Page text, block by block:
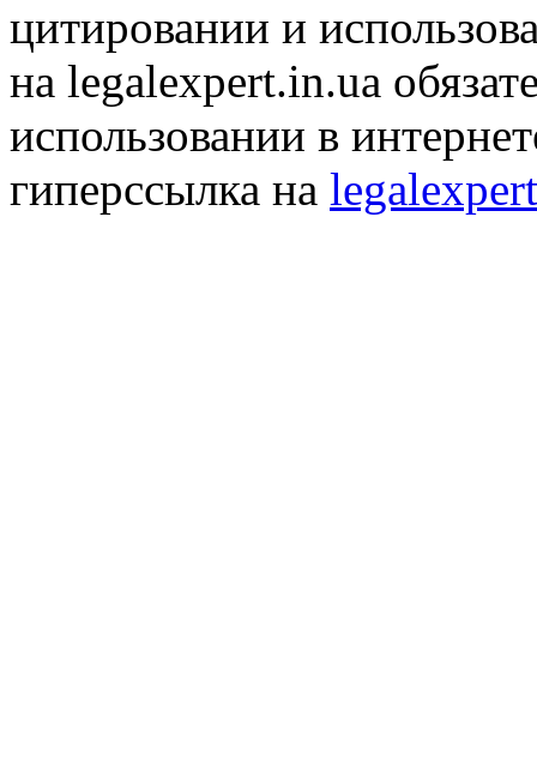
цитировании и
на legalexpert.in.ua
использовании в
гиперссылка на